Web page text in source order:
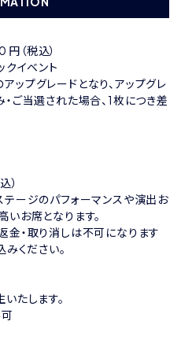
（税込）
クイベント
プグレードとなり、アップグレ
ご当選された場合、1枚につき差
）
ージのパフォーマンスや演出お
お席となります。
・取り消しは不可になります
ください。
たします。